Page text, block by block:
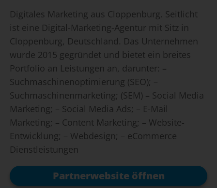
Digitales Marketing aus Cloppenburg. Seitlicht
ist eine Digital-Marketing-Agentur mit Sitz in
Cloppenburg, Deutschland. Das Unternehmen
wurde 2015 gegründet und bietet ein breites
Portfolio an Leistungen an, darunter: –
Suchmaschinenoptimierung (SEO); –
Suchmaschinenmarketing; (SEM) – Social Media
Marketing; – Social Media Ads; – E-Mail
Marketing; – Content Marketing; – Website-
Entwicklung; – Webdesign; – eCommerce
Dienstleistungen
Partnerwebsite öffnen